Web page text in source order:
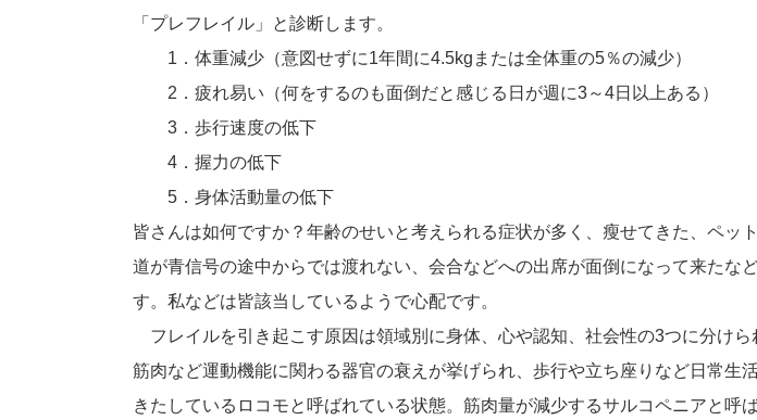
「プレフレイル」と診断します。
1．体重減少（意図せずに1年間に4.5kgまたは全体重の5％の減少）
2．疲れ易い（何をするのも面倒だと感じる日が週に3～4日以上ある）
3．歩行速度の低下
4．握力の低下
5．身体活動量の低下
皆さんは如何ですか？年齢のせいと考えられる症状が多く、瘦せてきた、ペッ
道が青信号の途中からでは渡れない、会合などへの出席が面倒になって来たな
す。私などは皆該当しているようで心配です。
フレイルを引き起こす原因は領域別に身体、心や認知、社会性の3つに分けら
筋肉など運動機能に関わる器官の衰えが挙げられ、歩行や立ち座りなど日常生
きたしているロコモと呼ばれている状態。筋肉量が減少するサルコペニアと呼